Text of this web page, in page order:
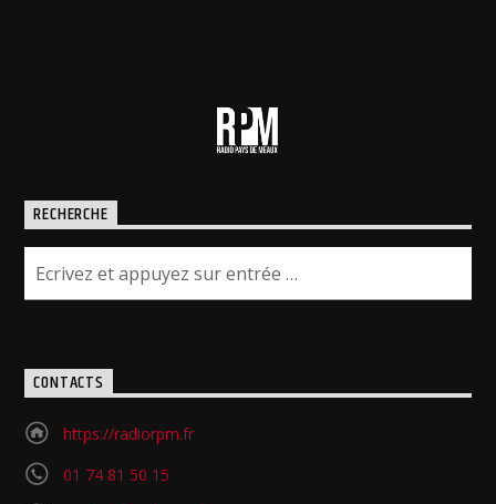
RECHERCHE
CONTACTS
https://radiorpm.fr
01 74 81 50 15